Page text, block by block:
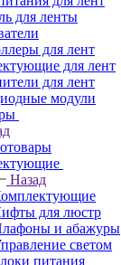
для ленты
для лент
для лент
для лент
модули
Назад
для люстр
и абажуры
светом
питания